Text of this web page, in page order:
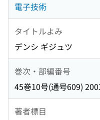
電子技術
タイトルよみ
デンシ ギジュツ
巻次・部編番号
45巻10号(通号609)
著者標目